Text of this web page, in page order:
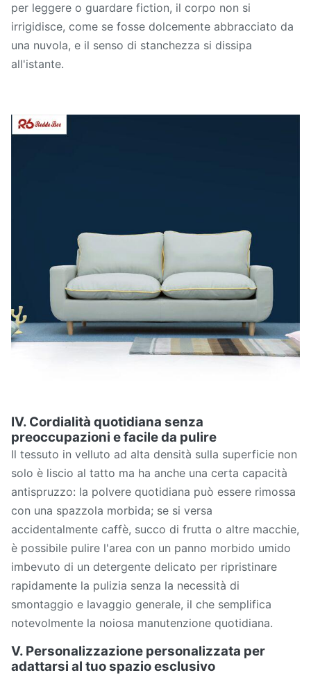
per leggere o guardare fiction, il corpo non si
irrigidisce, come se fosse dolcemente abbracciato da
una nuvola, e il senso di stanchezza si dissipa
all'istante.
IV. Cordialità quotidiana senza
preoccupazioni e facile da pulire
Il tessuto in velluto ad alta densità sulla superficie non
solo è liscio al tatto ma ha anche una certa capacità
antispruzzo: la polvere quotidiana può essere rimossa
con una spazzola morbida; se si versa
accidentalmente caffè, succo di frutta o altre macchie,
è possibile pulire l'area con un panno morbido umido
imbevuto di un detergente delicato per ripristinare
rapidamente la pulizia senza la necessità di
smontaggio e lavaggio generale, il che semplifica
notevolmente la noiosa manutenzione quotidiana.
V. Personalizzazione personalizzata per
adattarsi al tuo spazio esclusivo